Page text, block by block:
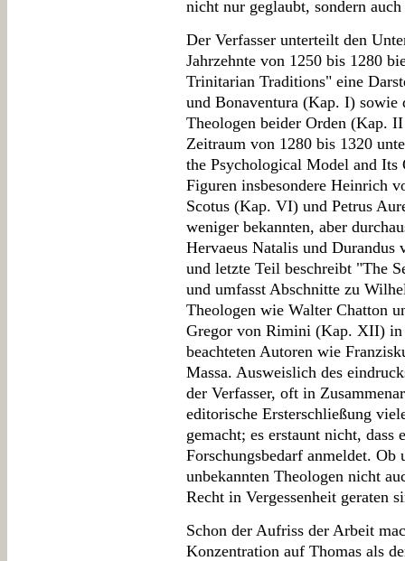
nicht nur geglaubt, sondern
Der Verfasser unterteilt den
Jahrzehnte von 1250 bis 1280
Trinitarian Traditions" eine
und Bonaventura (Kap. I) sowie
Theologen beider Orden (Kap.
Zeitraum von 1280 bis 1320
the Psychological Model and Its
Figuren insbesondere Heinrich
Scotus (Kap. VI) und Petrus
weniger bekannten, aber
Hervaeus Natalis und
und letzte Teil beschreibt "The
und umfasst Abschnitte zu
Theologen wie Walter Chatton
Gregor von Rimini (Kap. XII)
beachteten Autoren wie
Massa. Ausweislich des
der Verfasser, oft in
editorische Ersterschließung
gemacht; es erstaunt nicht, dass
Forschungsbedarf anmeldet. Ob
unbekannten Theologen nicht
Recht in Vergessenheit geraten
Schon der Aufriss der Arbeit
Konzentration auf Thomas als